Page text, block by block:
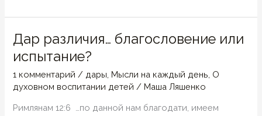
наши
Дар различия… благословение или
испытание?
1 комментарий / дары Мысли на каждый день О
духовном воспитании детей / Маша Ляшенко
Римлянам 12:6 …по данной нам благодати, имеем